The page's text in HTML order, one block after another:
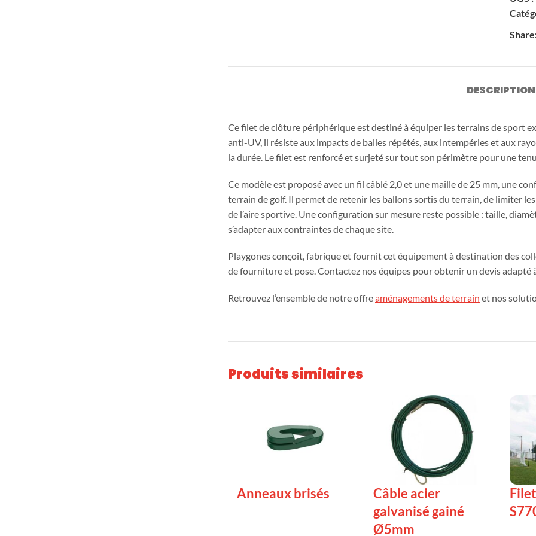
Marque et
Mobilier
DESCRIPTION
Ce filet de clôture périphérique est destiné à équiper les terrains de sport
anti-UV, il résiste aux impacts de balles répétés, aux intempéries et aux
la durée. Le filet est renforcé et surjeté sur tout son périmètre pour une
Ce modèle est proposé avec un fil câblé 2,0 et une maille de 25 mm, une
terrain de golf. Il permet de retenir les ballons sortis du terrain, de limiter
de l’aire sportive. Une configuration sur mesure reste possible : taille,
s’adapter aux contraintes de chaque site.
Playgones conçoit, fabrique et fournit cet équipement à destination des
de fourniture et pose. Contactez nos équipes pour obtenir un devis adapté
Retrouvez l’ensemble de notre offreaménagements de terrain et nos
Produits similaires
Anneaux brisés
Câble acier
galvanisé gainé
Ø5mm